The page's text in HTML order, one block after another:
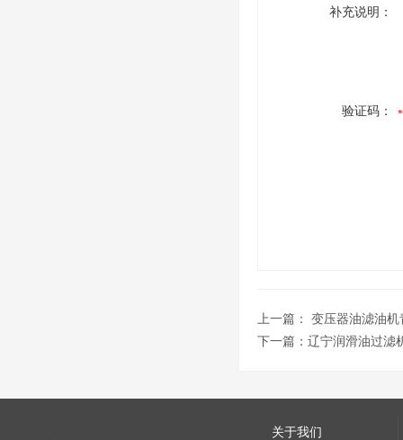
补充说明：
验证码：
上一篇： 变压器油滤油机
下一篇： 辽宁润滑油过滤
关于我们